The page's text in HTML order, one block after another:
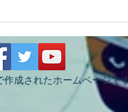
2026/07/12
成されたホームページで